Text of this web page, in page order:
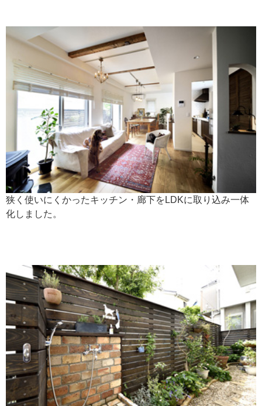
狭く使いにくかったキッチン・廊下をLDKに取り込み一体
化しました。